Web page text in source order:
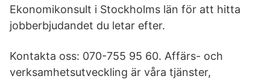
Ekonomikonsult i Stockholms län för att hitta
jobberbjudandet du letar efter.
Kontakta oss: 070-755 95 60. Affärs- och
verksamhetsutveckling är våra tjänster,